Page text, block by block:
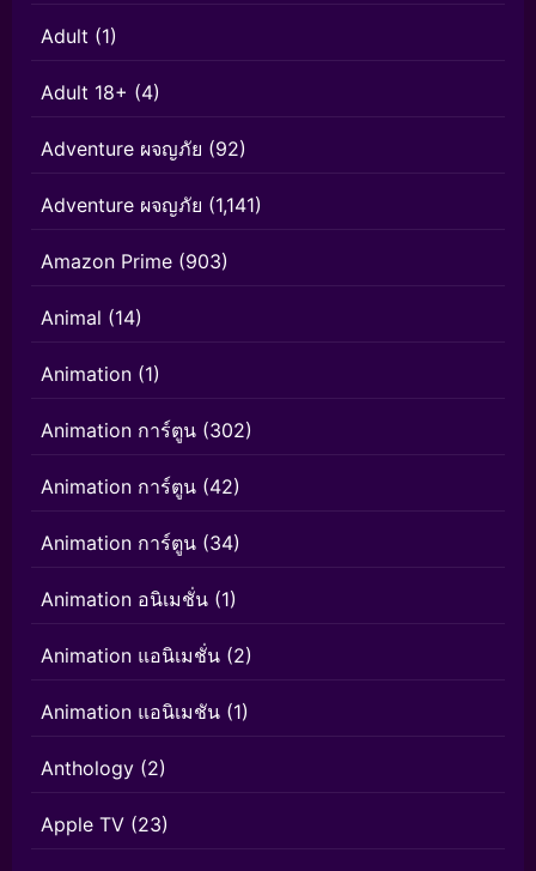
Adult (1)
Adult 18+ (4)
Adventure ผจญภัย (92)
Adventure ผจญภัย (1,141)
Amazon Prime (903)
Animal (14)
Animation (1)
Animation การ์ตูน (302)
Animation การ์ตูน (42)
Animation การ์ตูน (34)
Animation อนิเมชั่น (1)
Animation แอนิเมชั่น (2)
Animation แอนิเมชัน (1)
Anthology (2)
Apple TV (23)